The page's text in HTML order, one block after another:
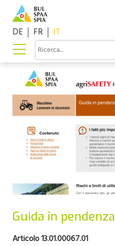
DE FR IT
Guida in pendenza
Articolo 13.01.00067.01